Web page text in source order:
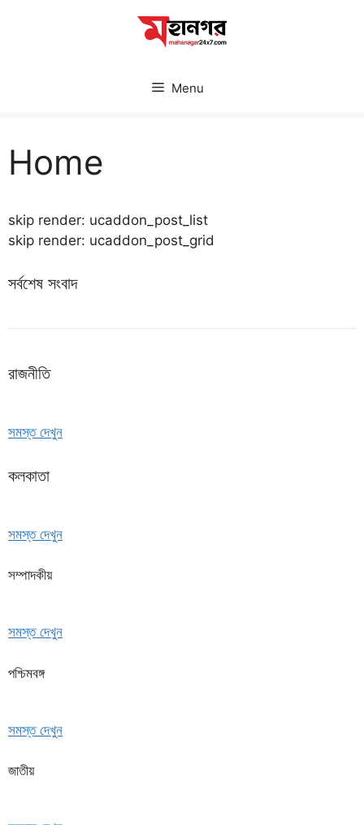
Menu
Home
skip render: ucaddon_post_list
skip render: ucaddon_post_grid
সর্বশেষ সংবাদ
রাজনীতি
সমস্ত দেখুন
কলকাতা
সমস্ত দেখুন
সম্পাদকীয়
সমস্ত দেখুন
পশ্চিমবঙ্গ
সমস্ত দেখুন
জাতীয়